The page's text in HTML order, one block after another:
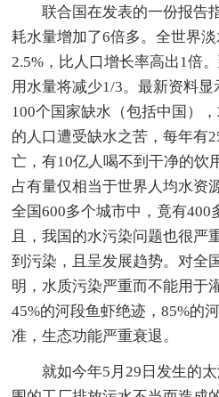
联合国在发表的一份报告
耗水量增加了6倍多。全世界
2.5%，比人口增长率高出1倍
用水量将减少1/3。最新资料
100个国家缺水（包括中国）
的人口遭受缺水之苦，每年有
亡，有10亿人喝不到干净的饮
占有量仅相当于世界人均水资
全国600多个城市中，竟有400
且，我国的水污染问题也很严
到污染，且呈发展趋势。对全
明，水质污染严重而不能用于
45%的河段鱼虾绝迹，85%的
准，生态功能严重衰退。
就如今年5月29日发生的